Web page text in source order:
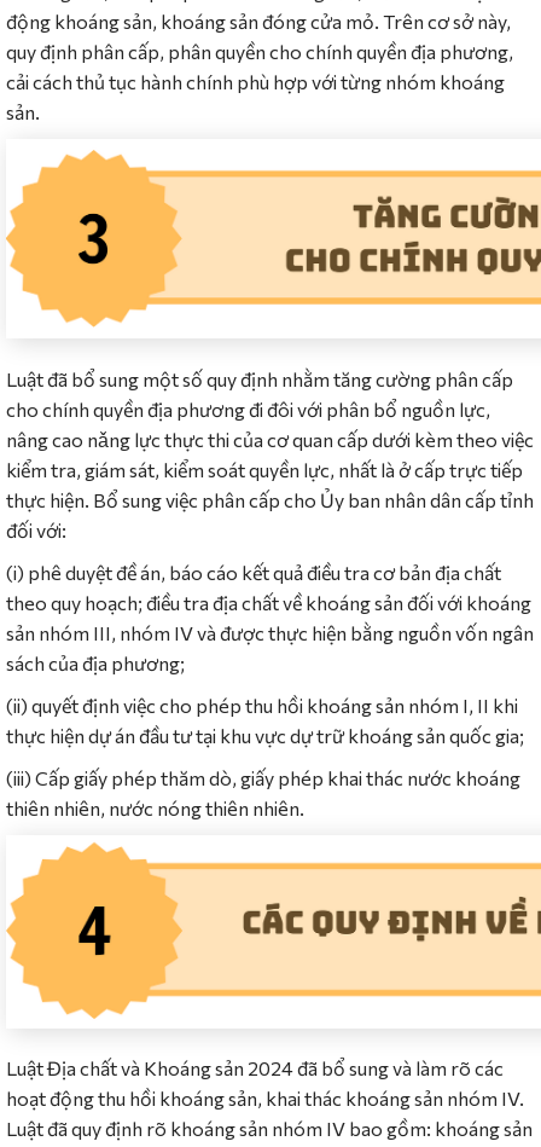
động khoáng sản, khoáng sản đóng cửa mỏ. Trên cơ sở này,
quy định phân cấp, phân quyền cho chính quyền địa phương,
cải cách thủ tục hành chính phù hợp với từng nhóm khoáng
sản.
Luật đã bổ sung một số quy định nhằm tăng cường phân cấp
cho chính quyền địa phương đi đôi với phân bổ nguồn lực,
nâng cao nǎng lực thực thi của cơ quan cấp dưới kèm theo việc
kiểm tra, giám sát, kiểm soát quyền lực, nhất là ở cấp trực tiếp
thực hiện. Bổ sung việc phân cấp cho Ủy ban nhân dân cấp tỉnh
đối với:
(i) phê duyệt đề án, báo cáo kết quả điều tra cơ bản địa chất
theo quy hoạch; điều tra địa chất về khoáng sản đối với khoáng
sản nhóm III, nhóm IV và được thực hiện bằng nguồn vốn ngân
sách của địa phương;
(ii) quyết định việc cho phép thu hồi khoáng sản nhóm I, II khi
thực hiện dự án đầu tư tại khu vực dự trữ khoáng sản quốc gia;
(iii) Cấp giấy phép thăm dò, giấy phép khai thác nước khoáng
thiên nhiên, nước nóng thiên nhiên.
Luật Địa chất và Khoáng sản 2024 đã bổ sung và làm rõ các
hoạt động thu hồi khoáng sản, khai thác khoáng sản nhóm IV.
Luật đã quy định rõ khoáng sản nhóm IV bao gồm: khoáng sản